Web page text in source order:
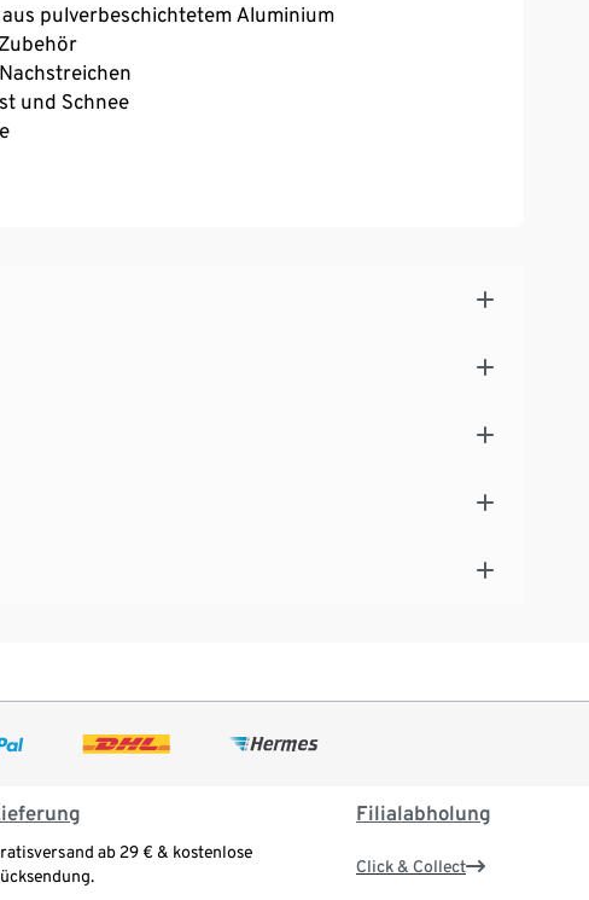
pulverbeschichtetem Aluminium
und Schnee
ab 29 € & kostenlose
Filialabholung
Click & Collect